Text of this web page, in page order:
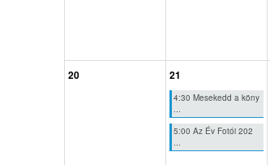
20 21
4:30 Mesekedd a köny
...
5:00 Az Év Fotói 202
...